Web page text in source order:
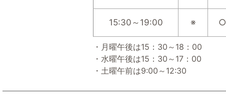
15:30～19:00 ※ ○
・月曜午後は15：30～18：00
・水曜午後は15：30～17：00
・土曜午前は9:00～12:30